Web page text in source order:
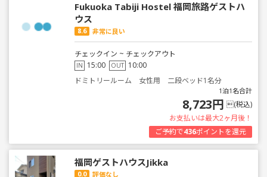
Fukuoka Tabiji Hostel 福岡旅路ゲストハ
ウス
8.6 非常に良い
チェックイン ~ チェックアウト
IN 15:00 OUT 10:00
ドミトリールーム 女性用 二段ベッド1名分
1泊1名合計
8,723円 (税込)
お支払いは最大2ヶ月後！
ご予約で436ポイントを還元
福岡ゲストハウスJikka
0.0 評価なし